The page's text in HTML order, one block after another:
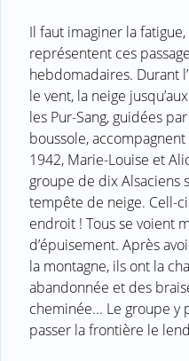
Il faut imaginer la
représentent ces
hebdomadaires. Durant
le vent, la neige
les Pur-Sang, guidées
boussole,
1942, Marie-Louise et
groupe de dix Alsaciens
tempête de neige. Cell-
endroit ! Tous se voient
d’épuisement. Après
la montagne, ils ont la
abandonnée et des
cheminée... Le groupe y
passer la frontière le